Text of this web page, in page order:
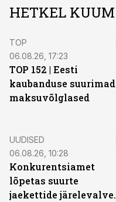
HETKEL KUUM
TOP
06.08.26, 17:23
TOP 152 | Eesti
kaubanduse suurimad
maksuvõlglased
UUDISED
06.08.26, 10:28
Konkurentsiamet
lõpetas suurte
jaekettide järelevalve.